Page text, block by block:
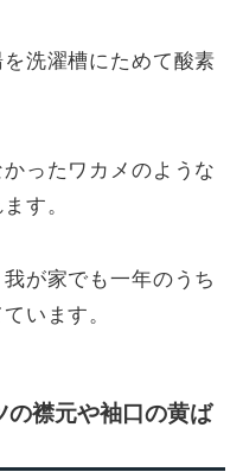
洗濯槽にためて酸素
ったワカメのような
す。
が家でも一年のうち
います。
の襟元や袖口の黄ば